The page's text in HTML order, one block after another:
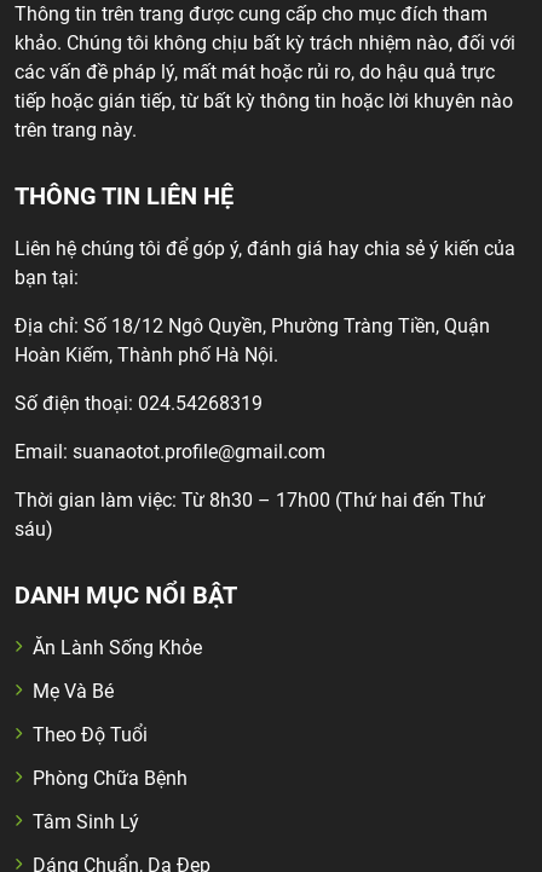
Thông tin trên trang được cung cấp cho mục đích tham
khảo. Chúng tôi không chịu bất kỳ trách nhiệm nào, đối với
các vấn đề pháp lý, mất mát hoặc rủi ro, do hậu quả trực
tiếp hoặc gián tiếp, từ bất kỳ thông tin hoặc lời khuyên nào
trên trang này.
THÔNG TIN LIÊN HỆ
Liên hệ chúng tôi để góp ý, đánh giá hay chia sẻ ý kiến của
bạn tại:
Địa chỉ: Số 18/12 Ngô Quyền, Phường Tràng Tiền, Quận
Hoàn Kiếm, Thành phố Hà Nội.
Số điện thoại: 024.54268319
Email: suanaotot.profile@gmail.com
Thời gian làm việc: Từ 8h30 – 17h00 (Thứ hai đến Thứ
sáu)
DANH MỤC NỔI BẬT
Ăn Lành Sống Khỏe
Mẹ Và Bé
Theo Độ Tuổi
Phòng Chữa Bệnh
Tâm Sinh Lý
Dáng Chuẩn, Da Đẹp